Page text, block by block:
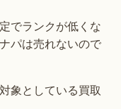
でランクが低くな
パは売れないので
象としている買取